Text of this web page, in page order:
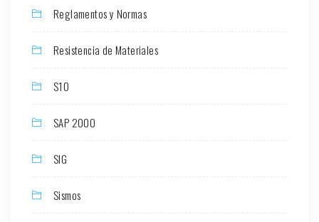
Reglamentos y Normas
Resistencia de Materiales
S10
SAP 2000
SIG
Sismos